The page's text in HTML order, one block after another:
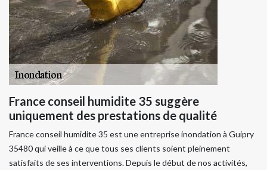
France conseil humidite 35 suggère
uniquement des prestations de qualité
France conseil humidite 35 est une entreprise inondation à Guipry
35480 qui veille à ce que tous ses clients soient pleinement
satisfaits de ses interventions. Depuis le début de nos activités,